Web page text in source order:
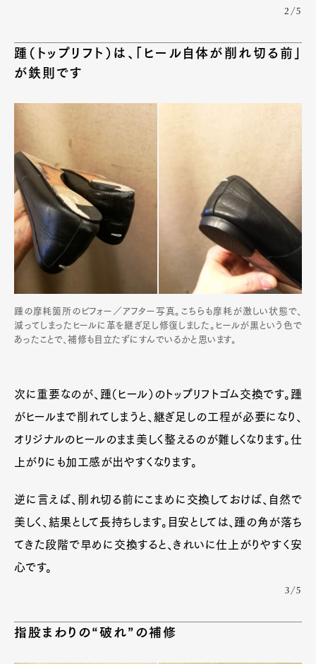
2/5
踵（トップリフト）は、「ヒール自体が削れ切る前」
が鉄則です
踵の摩耗箇所のビフォー／アフター写真。こちらも摩耗が激しい状態で、
減ってしまったヒールに革を継ぎ足し修復しました。ヒールが黒という色で
あったことで、補修も目立たずにすんでいるかと思います。
次に重要なのが、踵（ヒール）のトップリフトゴム交換です。踵
がヒールまで削れてしまうと、継ぎ足しの工程が必要になり、
オリジナルのヒールのまま美しく整えるのが難しくなります。仕
上がりにも加工感が出やすくなります。
逆に言えば、削れ切る前にこまめに交換しておけば、自然で
美しく、結果として長持ちします。目安としては、踵の角が落ち
てきた段階で早めに交換すると、きれいに仕上がりやすく安
心です。
3/5
指股まわりの“破れ”の補修